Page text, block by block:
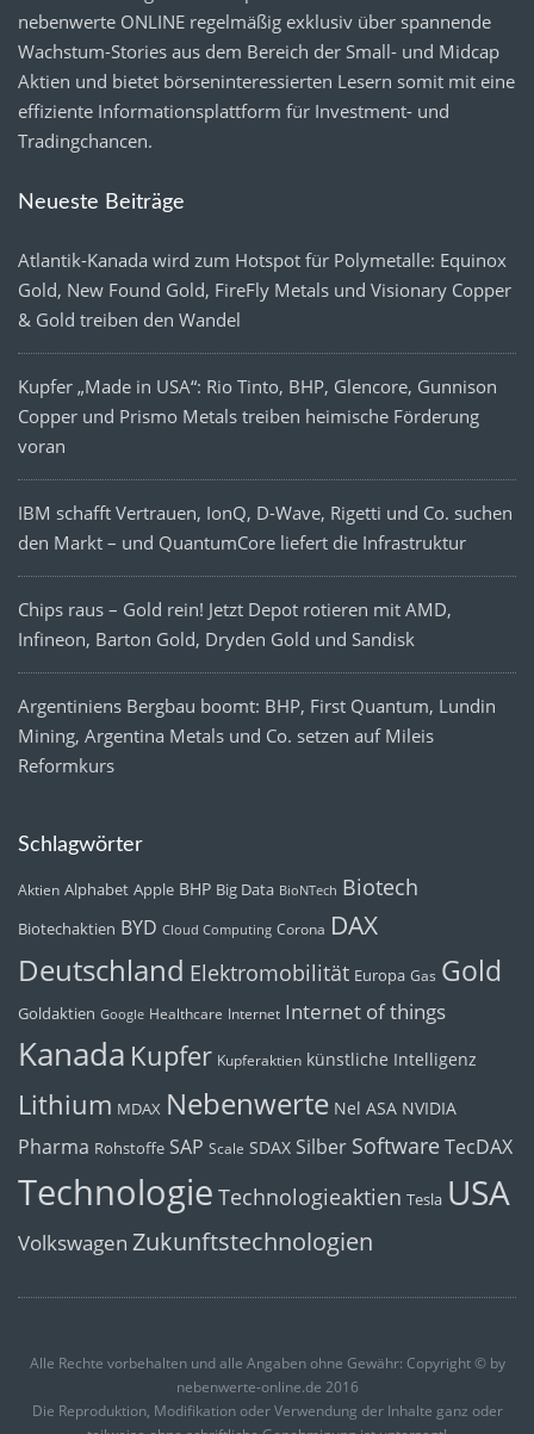
nebenwerte ONLINE regelmäßig exklusiv über spannende
Wachstum-Stories aus dem Bereich der Small- und Midcap
Aktien und bietet börseninteressierten Lesern somit mit eine
effiziente Informationsplattform für Investment- und
Tradingchancen.
Neueste Beiträge
Atlantik-Kanada wird zum Hotspot für Polymetalle: Equinox
Gold, New Found Gold, FireFly Metals und Visionary Copper
& Gold treiben den Wandel
Kupfer „Made in USA“: Rio Tinto, BHP, Glencore, Gunnison
Copper und Prismo Metals treiben heimische Förderung
voran
IBM schafft Vertrauen, IonQ, D-Wave, Rigetti und Co. suchen
den Markt – und QuantumCore liefert die Infrastruktur
Chips raus – Gold rein! Jetzt Depot rotieren mit AMD,
Infineon, Barton Gold, Dryden Gold und Sandisk
Argentiniens Bergbau boomt: BHP, First Quantum, Lundin
Mining, Argentina Metals und Co. setzen auf Mileis
Reformkurs
Schlagwörter
Aktien Alphabet Apple BHP Big Data BioNTech Biotech
Biotechaktien BYD Cloud Computing Corona DAX
Deutschland Elektromobilität Europa Gas Gold
Goldaktien Google Healthcare Internet Internet of things
Kanada Kupfer Kupferaktien künstliche Intelligenz
Lithium MDAX Nebenwerte Nel ASA NVIDIA
Pharma Rohstoffe SAP Scale SDAX Silber SoftwareTecDAX
Technologie Technologieaktien Tesla USA
Volkswagen Zukunftstechnologien
Alle Rechte vorbehalten und alle Angaben ohne Gewähr: Copyright © by
nebenwerte-online.de 2016
Die Reproduktion, Modifikation oder Verwendung der Inhalte ganz oder